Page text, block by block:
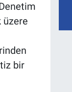
üzere
bir